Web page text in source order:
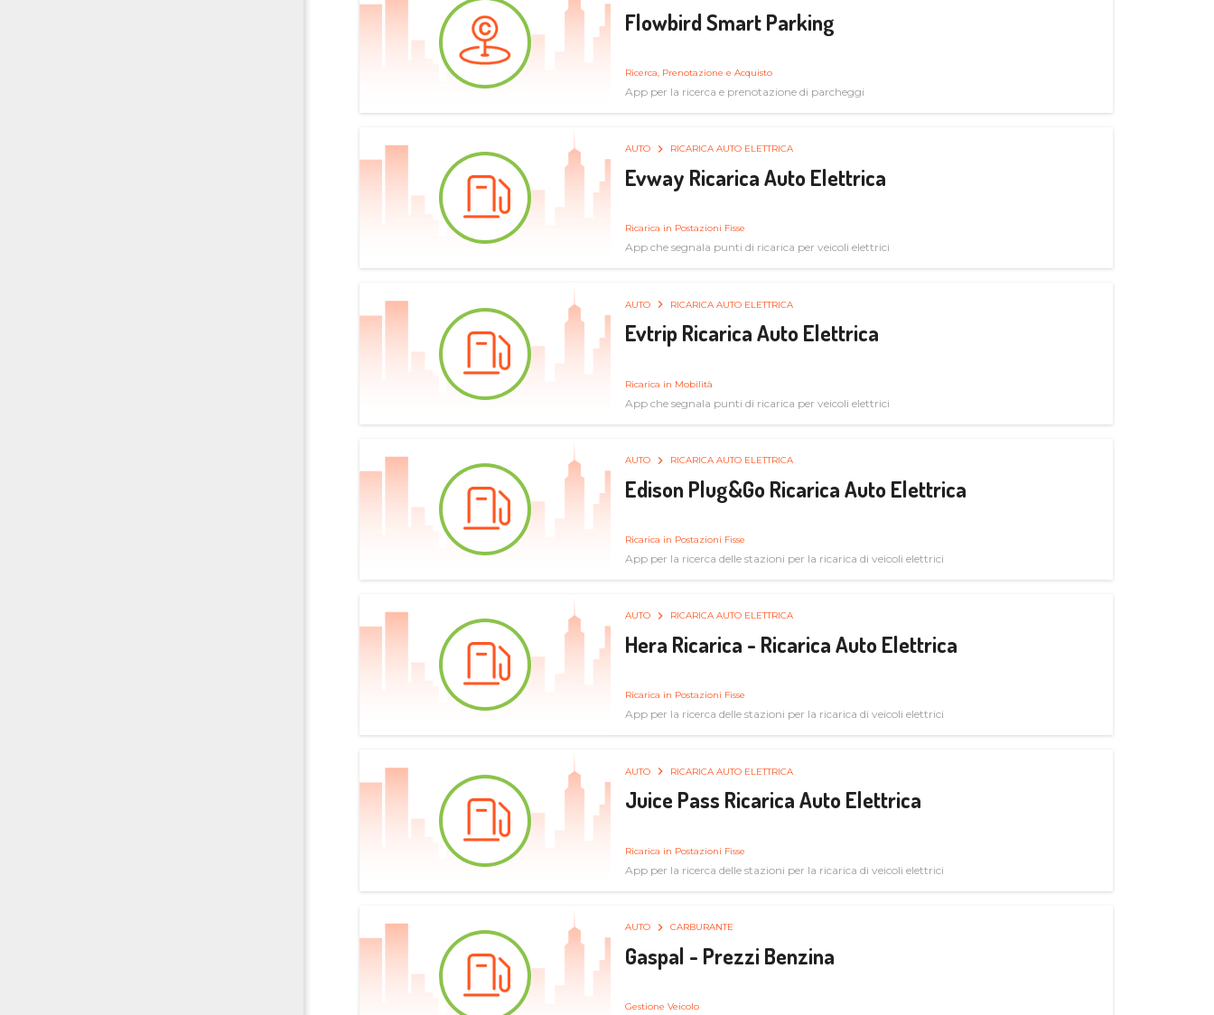
Flowbird Smart Parking
Ricerca, Prenotazione e Acquisto
App per la ricerca e prenotazione di parcheggi
AUTO RICARICA AUTO ELETTRICA
Evway Ricarica Auto Elettrica
Ricarica in Postazioni Fisse
App che segnala punti di ricarica per veicoli elettrici
AUTO RICARICA AUTO ELETTRICA
Evtrip Ricarica Auto Elettrica
Ricarica in Mobilità
App che segnala punti di ricarica per veicoli elettrici
AUTO RICARICA AUTO ELETTRICA
Edison Plug&Go Ricarica Auto Elettrica
Ricarica in Postazioni Fisse
App per la ricerca delle stazioni per la ricarica di veicoli elettrici
AUTO RICARICA AUTO ELETTRICA
Hera Ricarica - Ricarica Auto Elettrica
Ricarica in Postazioni Fisse
App per la ricerca delle stazioni per la ricarica di veicoli elettrici
AUTO RICARICA AUTO ELETTRICA
Juice Pass Ricarica Auto Elettrica
Ricarica in Postazioni Fisse
App per la ricerca delle stazioni per la ricarica di veicoli elettrici
AUTO CARBURANTE
Gaspal - Prezzi Benzina
Gestione Veicolo